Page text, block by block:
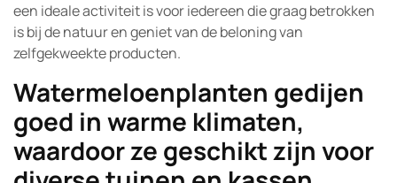
een ideale activiteit is voor iedereen die graag betrokken
is bij de natuur en geniet van de beloning van
zelfgekweekte producten.
Watermeloenplanten gedijen
goed in warme klimaten,
waardoor ze geschikt zijn voor